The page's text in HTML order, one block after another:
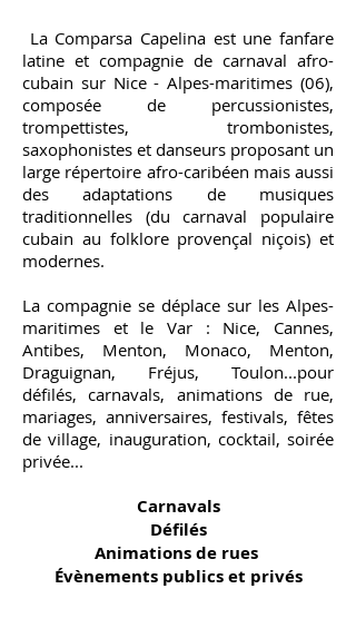
La Comparsa Capelina est une fanfare
latine et compagnie de carnaval afro-
cubain sur Nice - Alpes-maritimes (06),
composée de percussionistes,
trompettistes, trombonistes,
saxophonistes et danseurs proposant un
large répertoire afro-caribéen mais aussi
des adaptations de musiques
traditionnelles (du carnaval populaire
cubain au folklore provençal niçois) et
modernes.
La compagnie se déplace sur les Alpes-
maritimes et le Var : Nice, Cannes,
Antibes, Menton, Monaco, Menton,
Draguignan, Fréjus, Toulon...pour
défilés, carnavals, animations de rue,
mariages, anniversaires, festivals, fêtes
de village, inauguration, cocktail, soirée
privée...
Carnavals
Défilés
Animations de rues
Évènements publics et privés